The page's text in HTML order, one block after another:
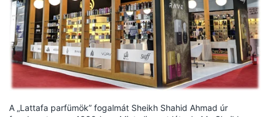
A „Lattafa parfümök” fogalmát Sheikh Shahid Ahmad úr